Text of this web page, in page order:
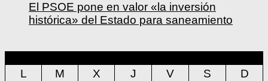
El PSOE pone en valor «la inversión
histórica» del Estado para saneamiento
L
M X J V S
D